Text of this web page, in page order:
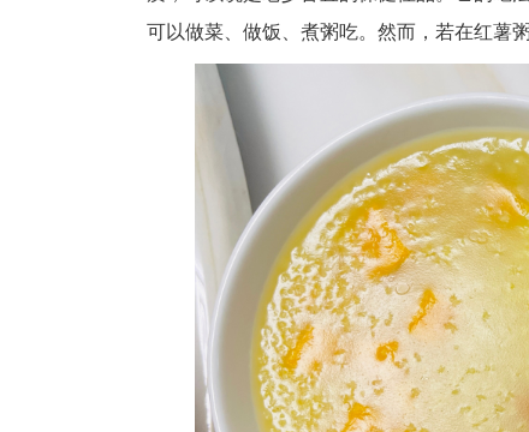
可以做菜、做饭、煮粥吃。然而，若在红薯